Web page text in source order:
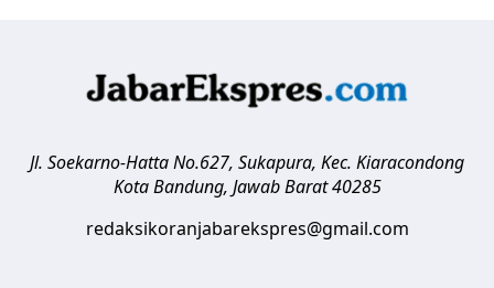
Jl. Soekarno-Hatta No.627, Sukapura, Kec. Kiaracondong
Kota Bandung, Jawab Barat 40285
redaksikoranjabarekspres@gmail.com